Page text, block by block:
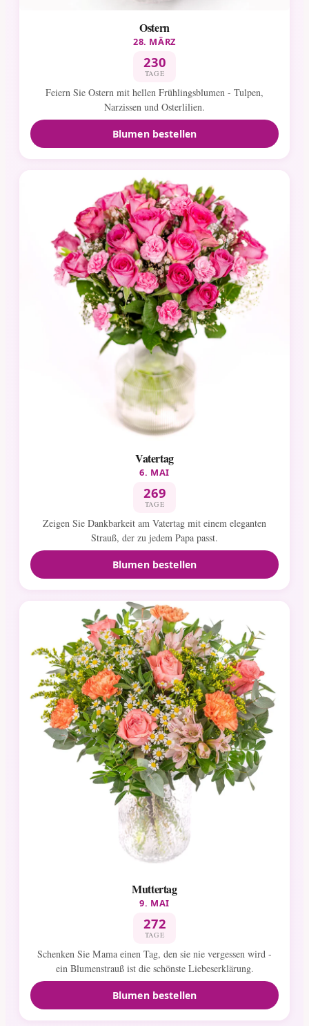
Ostern
28. MÄRZ
230
TAGE
Feiern Sie Ostern mit hellen Frühlingsblumen - Tulpen,
Narzissen und Osterlilien.
Blumen bestellen
Vatertag
6. MAI
269
TAGE
Zeigen Sie Dankbarkeit am Vatertag mit einem eleganten
Strauß, der zu jedem Papa passt.
Blumen bestellen
Muttertag
9. MAI
272
TAGE
Schenken Sie Mama einen Tag, den sie nie vergessen wird -
ein Blumenstrauß ist die schönste Liebeserklärung.
Blumen bestellen